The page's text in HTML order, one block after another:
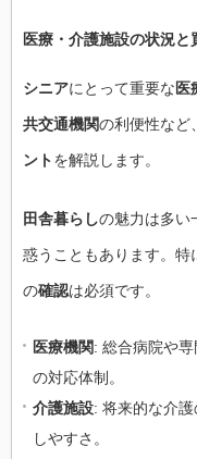
医療 ・ 介護施設の状況と
シニアにとって重要な医
共交通機関の利便性など、
ントを解説します。
田舎暮らしの魅力は多い
惑うこともあります。特
の確認は必須です。
医療機関: 総合病院や
の対応体制。
介護施設: 将来的な介
しやすさ。